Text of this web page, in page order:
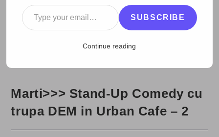
BLOG
2007 > July > 10 > Zi de zi Marti>>> Stand-Up Comedy cu
Marti>>> Stand-Up Comedy cu
trupa DEM in Urban Cafe – 2
Type your email…
SUBSCRIBE
Continue reading